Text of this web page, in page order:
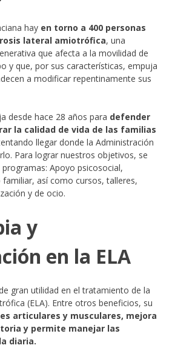
hay en torno a 400 personas
lateral amiotrófica, una
que afecta a la movilidad de
y que, por sus características, empuja
a modificar repentinamente sus
desde hace 28 años para defender
la calidad de vida de las familias
llegar donde la Administración
Para lograr nuestros objetivos, se
Apoyo psicosocial,
familiar, así como cursos, talleres,
y de ocio.
y
en la ELA
gran utilidad en el tratamiento de la
(ELA). Entre otros beneficios, su
articulares y musculares, mejora
y permite manejar las
diaria.